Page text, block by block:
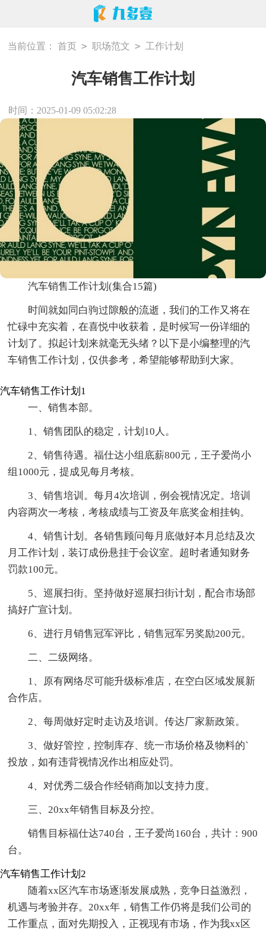
当前位置： 首页 > 职场范文 > 工作计划
汽车销售工作计划
时间：2025-01-09 05:02:28
汽车销售工作计划(集合15篇)
时间就如同白驹过隙般的流逝，我们的工作又将在
忙碌中充实着，在喜悦中收获着，是时候写一份详细的
计划了。拟起计划来就毫无头绪？以下是小编整理的汽
车销售工作计划，仅供参考，希望能够帮助到大家。
汽车销售工作计划1
一、销售本部。
1、销售团队的稳定，计划10人。
2、销售待遇。福仕达小组底薪800元，王子爱尚小
组1000元，提成见每月考核。
3、销售培训。每月4次培训，例会视情况定。培训
内容两次一考核，考核成绩与工资及年底奖金相挂钩。
4、销售计划。各销售顾问每月底做好本月总结及次
月工作计划，装订成份悬挂于会议室。超时者通知财务
罚款100元。
5、巡展扫街。坚持做好巡展扫街计划，配合市场部
搞好广宣计划。
6、进行月销售冠军评比，销售冠军另奖励200元。
二、二级网络。
1、原有网络尽可能升级标准店，在空白区域发展新
合作店。
2、每周做好定时走访及培训。传达厂家新政策。
3、做好管控，控制库存、统一市场价格及物料的`
投放，如有违背视情况作出相应处罚。
4、对优秀二级合作经销商加以支持力度。
三、20xx年销售目标及分控。
销售目标福仕达740台，王子爱尚160台，共计：900
台。
汽车销售工作计划2
随着xx区汽车市场逐渐发展成熟，竞争日益激烈，
机遇与考验并存。20xx年，销售工作仍将是我们公司的
工作重点，面对先期投入，正视现有市场，作为我xx区